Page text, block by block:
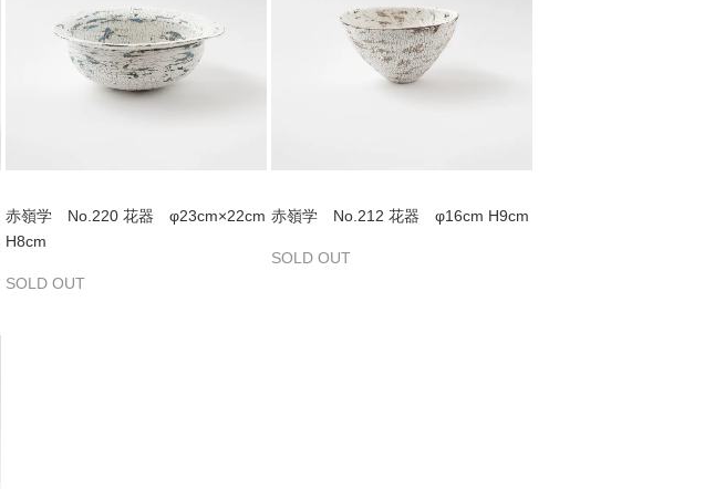
赤嶺学 No.220 花器 φ23cm×22cm
H8cm
SOLD OUT
赤嶺学 No.212 花器 φ16cm H9cm
SOLD OUT